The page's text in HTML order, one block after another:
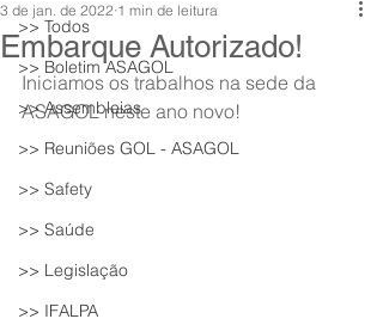
>> Todos
>> Boletim ASAGOL
>> Assembleias
>> Reuniões GOL - ASAGOL
>> Safety
>> Saúde
>> Legislação
>> IFALPA
Embarque Autorizado!
3 de jan. de 2022 1 min de leitura
Iniciamos os trabalhos na sede da
ASAGOL neste ano novo!